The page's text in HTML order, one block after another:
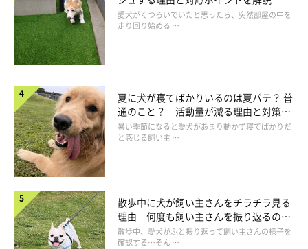
歩いて準備運動をしましょう。愛犬がくつろいでいたと思ったら、突然部屋の中を
走り回り始める …
夏に犬が寝てばかりいるのは夏バテ？ 普
通のこと？ 活動量が減る理由と対策と
は
暑い季節になると愛犬があまり動かず寝てばかりだ
と感じる飼い主 …
散歩中に犬が飼い主さんをチラチラ見る
理由 何度も飼い主さんを振り返るのは
なぜ？
散歩中、愛犬がふと振り返って飼い主さんの様子を
確認する…そん …